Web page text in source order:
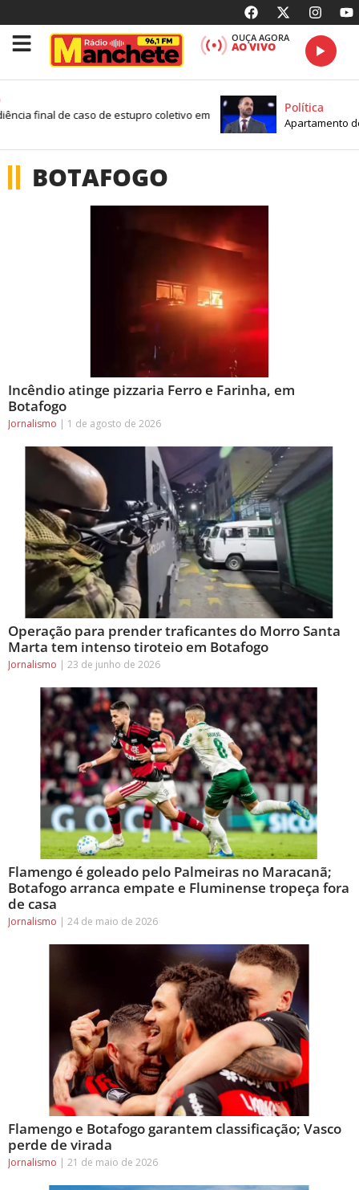
OUÇA AGORA
AO VIVO
final de caso de estupro coletivo em
Política
Apartamento de
BOTAFOGO
Incêndio atinge pizzaria Ferro e Farinha, em
Botafogo
Jornalismo 1 de agosto de 2026
Operação para prender traficantes do Morro Santa
Marta tem intenso tiroteio em Botafogo
Jornalismo 23 de junho de 2026
Flamengo é goleado pelo Palmeiras no Maracanã;
Botafogo arranca empate e Fluminense tropeça fora
de casa
Jornalismo 24 de maio de 2026
Flamengo e Botafogo garantem classificação; Vasco
perde de virada
Jornalismo 21 de maio de 2026